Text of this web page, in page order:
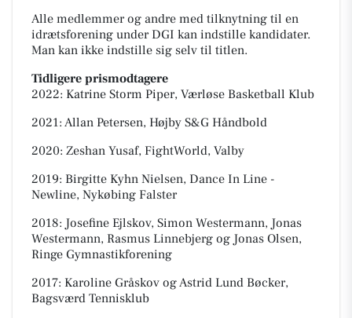
Alle medlemmer og andre med tilknytning til en
idrætsforening under DGI kan indstille kandidater.
Man kan ikke indstille sig selv til titlen.
Tidligere prismodtagere
2022: Katrine Storm Piper, Værløse Basketball Klub
2021: Allan Petersen, Højby S&G Håndbold
2020: Zeshan Yusaf, FightWorld, Valby
2019: Birgitte Kyhn Nielsen, Dance In Line -
Newline, Nykøbing Falster
2018: Josefine Ejlskov, Simon Westermann, Jonas
Westermann, Rasmus Linnebjerg og Jonas Olsen,
Ringe Gymnastikforening
2017: Karoline Gråskov og Astrid Lund Bøcker,
Bagsværd Tennisklub